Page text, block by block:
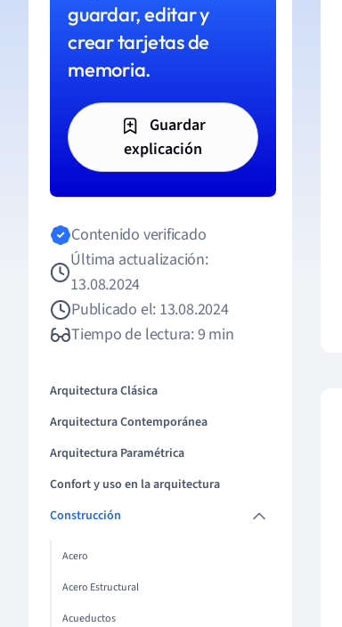
guardar, editar y
crear tarjetas de
memoria.
Guardar
explicación
Contenido verificado
Última actualización:
13.08.2024
Publicado el: 13.08.2024
Tiempo de lectura: 9 min
Arquitectura Clásica
Arquitectura Contemporánea
Arquitectura Paramétrica
Confort y uso en la arquitectura
Construcción
Acero
Acero Estructural
Acueductos